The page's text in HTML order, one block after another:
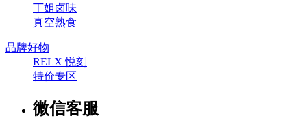
丁姐卤味
真空熟食
品牌好物
RELX 悦刻
特价专区
微信客服